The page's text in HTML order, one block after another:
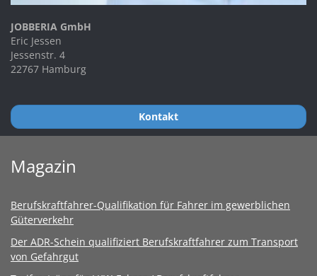
JOBBERIA GmbH
Eric Jessen
Jessenstr. 4
22767 Hamburg
Kontakt
Magazin
Berufskraftfahrer-Qualifikation für Fahrer im gewerblichen
Güterverkehr
Der ADR-Schein qualifiziert Berufskraftfahrer zum Transport
von Gefahrgut